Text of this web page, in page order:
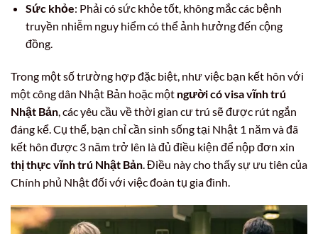
Sức khỏe: Phải có sức khỏe tốt, không mắc các bệnh
truyền nhiễm nguy hiểm có thể ảnh hưởng đến cộng
đồng.
Trong một số trường hợp đặc biệt, như việc bạn kết hôn với
một công dân Nhật Bản hoặc một người có visa vĩnh trú
Nhật Bản , các yêu cầu về thời gian cư trú sẽ được rút ngắn
đáng kể. Cụ thể, bạn chỉ cần sinh sống tại Nhật 1 năm và đã
kết hôn được 3 năm trở lên là đủ điều kiện để nộp đơn xin
thị thực vĩnh trú Nhật Bản . Điều này cho thấy sự ưu tiên của
Chính phủ Nhật đối với việc đoàn tụ gia đình.